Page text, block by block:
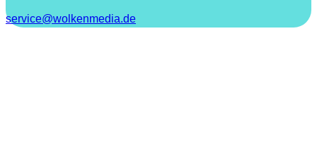
service@wolkenmedia.de